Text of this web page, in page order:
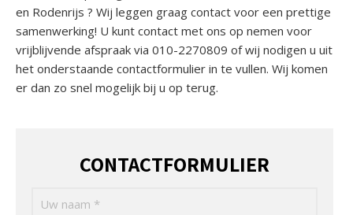
en Rodenrijs ? Wij leggen graag contact voor een prettige
samenwerking! U kunt contact met ons op nemen voor
vrijblijvende afspraak via 010-2270809 of wij nodigen u uit
het onderstaande contactformulier in te vullen. Wij komen
er dan zo snel mogelijk bij u op terug.
CONTACTFORMULIER